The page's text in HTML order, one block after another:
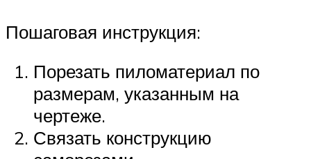
Пошаговая инструкция:
Порезать пиломатериал по
размерам, указанным на
чертеже.
Связать конструкцию